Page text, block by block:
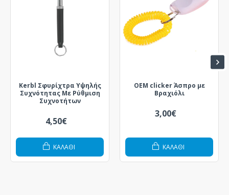
Kerbl Σφυρίχτρα Υψηλής
Συχνότητας Με Ρύθμιση
Συχνοτήτων
4,50€
ΚΑΛΆΘΙ
OEM clicker Άσπρο με
Βραχιόλι
3,00€
ΚΑΛΆΘΙ